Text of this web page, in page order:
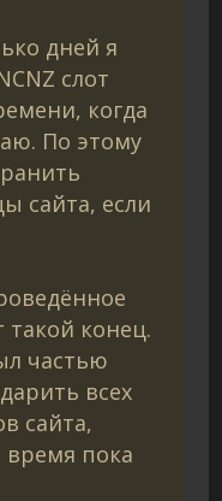
дней я
слот
когда
По этому
сайта, если
конец.
частью
всех
сайта,
пока